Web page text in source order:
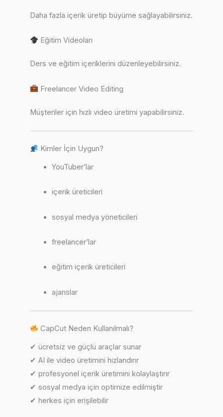
Daha fazla içerik üretip büyüme sağlayabilirsiniz.
Eğitim Videoları
Ders ve eğitim içeriklerini düzenleyebilirsiniz.
Freelancer Video Editing
Müşteriler için hızlı video üretimi yapabilirsiniz.
Kimler İçin Uygun?
YouTuber’lar
içerik üreticileri
sosyal medya yöneticileri
freelancer’lar
eğitim içerik üreticileri
ajanslar
CapCut Neden Kullanılmalı?
✔ ücretsiz ve güçlü araçlar sunar
✔ AI ile video üretimini hızlandırır
✔ profesyonel içerik üretimini kolaylaştırır
✔ sosyal medya için optimize edilmiştir
✔ herkes için erişilebilir